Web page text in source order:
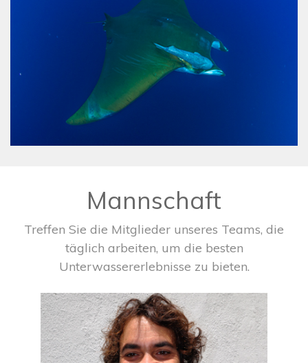
Mannschaft
Treffen Sie die Mitglieder unseres Teams, die
täglich arbeiten, um die besten
Unterwassererlebnisse zu bieten.